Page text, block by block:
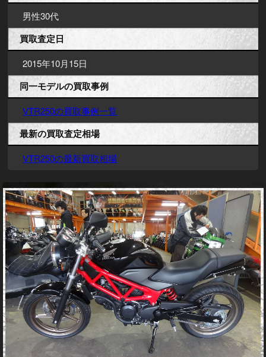
男性30代
買取査定日
2015年10月15日
同一モデルの買取事例
VTR250の買取事例一覧
最新の買取査定相場
VTR250の最新買取相場